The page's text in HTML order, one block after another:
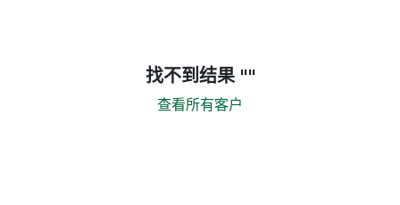
找不到结果 ""
查看所有客户